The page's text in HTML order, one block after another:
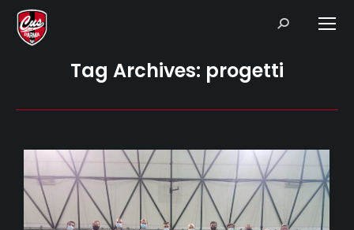
Search:
Tag Archives: progetti